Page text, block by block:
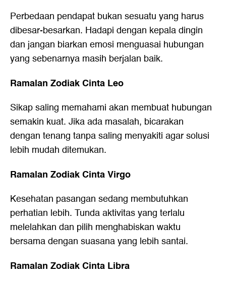
Perbedaan pendapat bukan sesuatu yang harus
dibesar-besarkan. Hadapi dengan kepala dingin
dan jangan biarkan emosi menguasai hubungan
yang sebenarnya masih berjalan baik.
Ramalan Zodiak Cinta Leo
Sikap saling memahami akan membuat hubungan
semakin kuat. Jika ada masalah, bicarakan
dengan tenang tanpa saling menyakiti agar solusi
lebih mudah ditemukan.
Ramalan Zodiak Cinta Virgo
Kesehatan pasangan sedang membutuhkan
perhatian lebih. Tunda aktivitas yang terlalu
melelahkan dan pilih menghabiskan waktu
bersama dengan suasana yang lebih santai.
Ramalan Zodiak Cinta Libra